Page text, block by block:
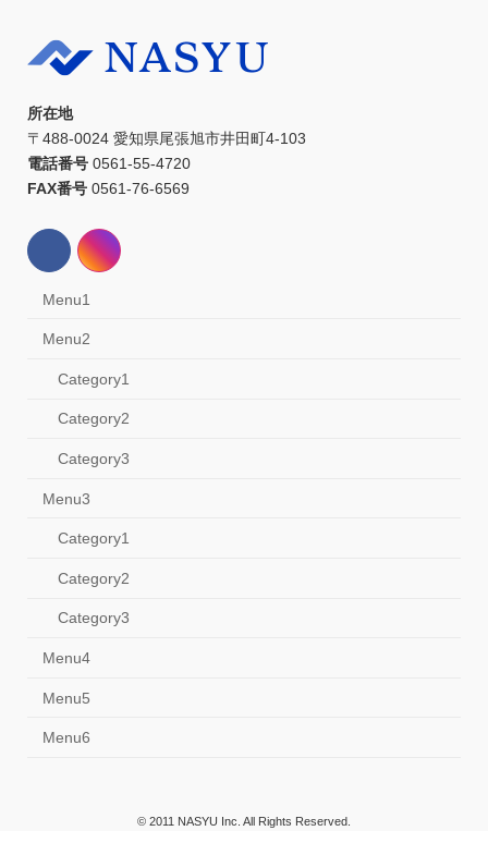
所在地
〒488-0024 愛知県尾張旭市井田町4-103
電話番号 0561-55-4720
FAX番号 0561-76-6569
Menu1
Menu2
Category1
Category2
Category3
Menu3
Category1
Category2
Category3
Menu4
Menu5
Menu6